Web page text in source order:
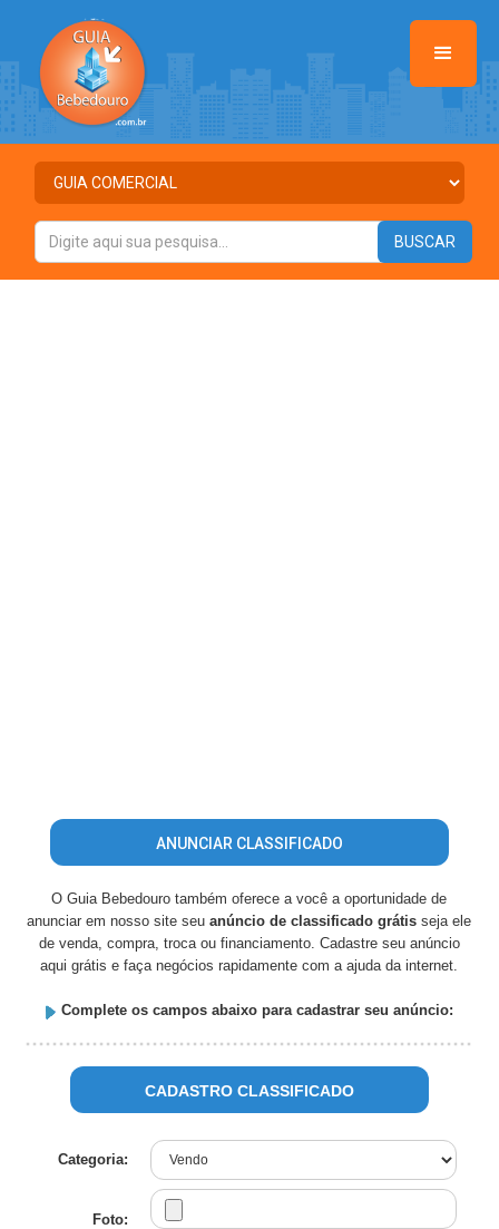
ANUNCIAR CLASSIFICADO
O Guia Bebedouro também oferece a você a oportunidade de
anunciar em nosso site seuanúncio de classificado grátis seja ele
de venda, compra, troca ou financiamento. Cadastre seu anúncio
aqui grátis e faça negócios rapidamente com a ajuda da internet.
Complete os campos abaixo para cadastrar seu anúncio:
CADASTRO CLASSIFICADO
Categoria:
Foto: